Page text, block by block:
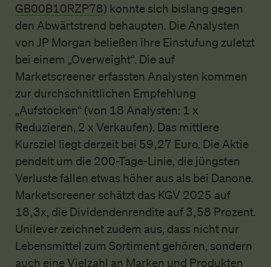
GB00B10RZP78) konnte sich bislang gegen
den Abwärtstrend behaupten. Die Analysten
von JP Morgan beließen ihre Einstufung zuletzt
bei einem „Overweight“. Die auf
Marketscreener erfassten Analysten kommen
zur durchschnittlichen Empfehlung
„Aufstocken“ (von 18 Analysten: 1 x
Reduzieren, 2 x Verkaufen). Das mittlere
Kursziel liegt derzeit bei 59,27 Euro. Die Aktie
pendelt um die 200-Tage-Linie, die jüngsten
Verluste fallen etwas höher aus als bei Danone.
Marketscreener schätzt das KGV 2025 auf
18,3x, die Dividendenrendite auf 3,58 Prozent.
Unilever zeichnet zudem aus, dass nicht nur
Lebensmittel zum Sortiment gehören, sondern
auch eine Vielzahl an Marken und Produkten